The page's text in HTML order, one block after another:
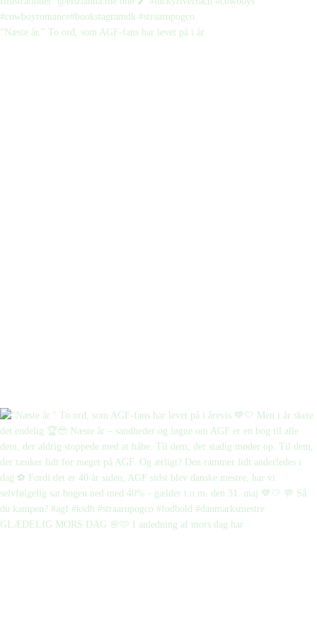
“Næste år.” To ord, som AGF-fans har levet på i år
GLÆDELIG MORS DAG 🌸🩷 I anledning af mors dag har